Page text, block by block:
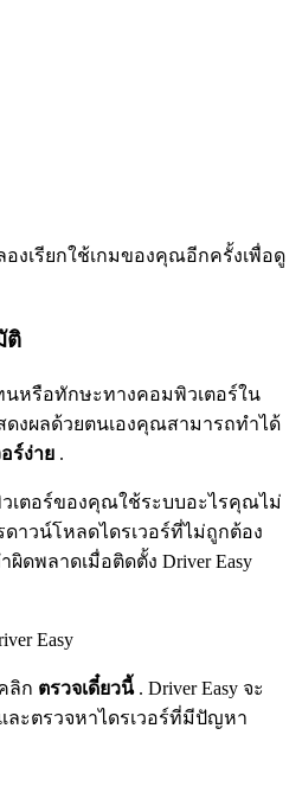
งเรียกใช้เกมของคุณอีกครั้งเพื่อดู
ติ
หรือทักษะทางคอมพิวเตอร์ใน
ดงผลด้วยตนเองคุณสามารถทำได้
ร์ง่าย .
เตอร์ของคุณใช้ระบบอะไรคุณไม่
ดาวน์โหลดไดรเวอร์ที่ไม่ถูกต้อง
ดพลาดเมื่อติดตั้ง Driver Easy
Easy
ลิก ตรวจเดี๋ยวนี้. Driver Easy จะ
ะตรวจหาไดรเวอร์ที่มีปัญหา